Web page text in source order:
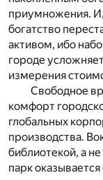
приумножения.
богатство
активом, ибо
городе
измерения
Свободное
комфорт
глобальных
производства.
библиотекой, а
парк